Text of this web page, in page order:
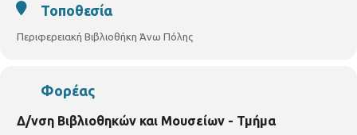
Τοποθεσία
Περιφερειακή Βιβλιοθήκη Άνω Πόλης
Φορέας
Δ/νση Βιβλιοθηκών και Μουσείων - Τμήμα